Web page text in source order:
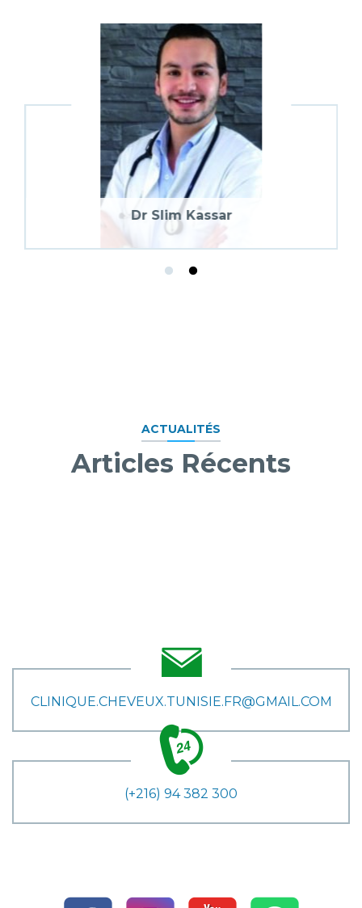
Dr Slim Kassar
Dr Slim Kassar
ACTUALITÉS
Articles Récents
CLINIQUE.CHEVEUX.TUNISIE.FR@GMAIL.COM
(+216) 94 382 300